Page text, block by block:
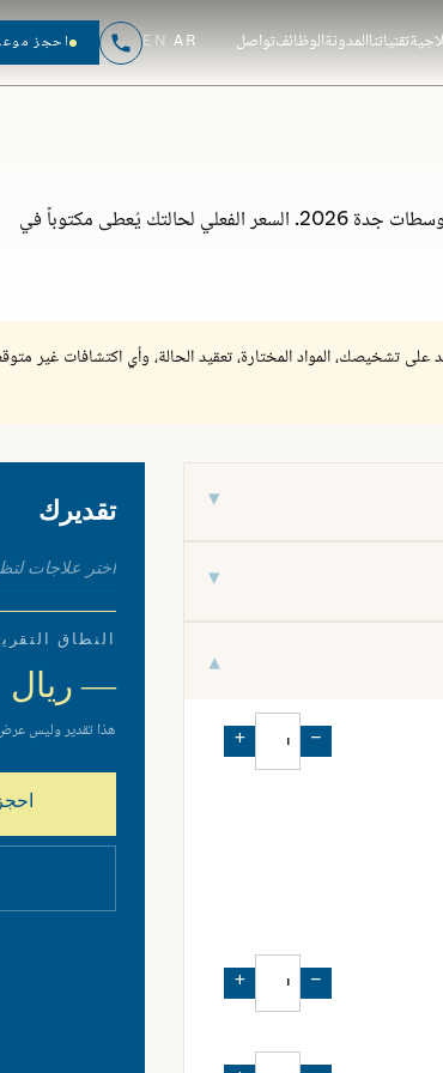
تقنياتنا المدونة الوظائف تواصل AR
EN احجز
اختر العلاجات التي تفكر فيها — الحاسبة تعرض نطاقاً تقريبياً بناءً على متوسطات جدة 2026. السعر الفعلي لحالتك يُعطى مكتوباً في
على تشخيصك، المواد المختارة، تعقيد الحالة، وأي اكتشافات غير
▾
▾
▾
−
+
−
+
تقديرك
اختر علاجات
النطاق
— ريال
هذا تقدير وليس عرض